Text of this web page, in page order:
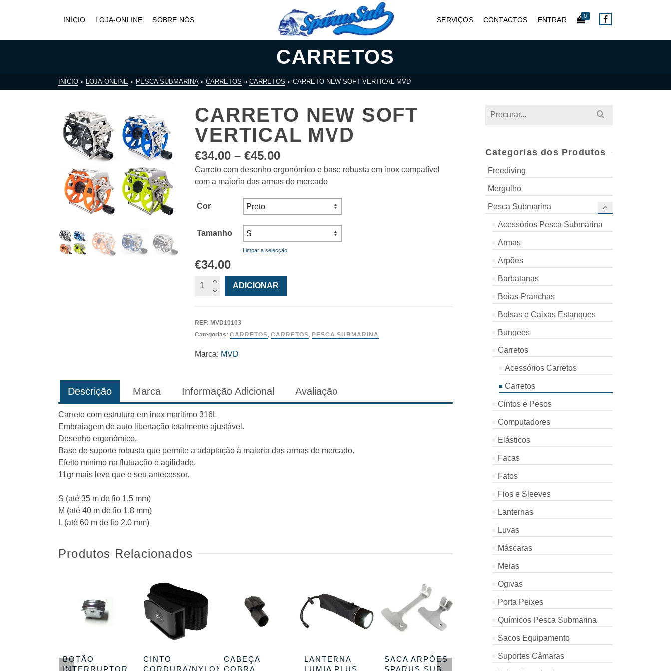
INÍCIO LOJA-ONLINE SOBRE NÓS SERVIÇOS CONTACTOS ENTRAR 0
CARRETOS
INÍCIO » LOJA-ONLINE » PESCA SUBMARINA » CARRETOS » CARRETOS » CARRETO NEW SOFT VERTICAL MVD
CARRETO NEW SOFT
VERTICAL MVD
€34.00 – €45.00Price
range:
€34.00
€45.00
Carreto com desenho ergonómico e base robusta em inox compatível
com a maioria das armas do mercado
Cor
Tamanho
Limpar a selecção
€34.00
Quantidade
MVD
ADICIONAR
REF: MVD10103
Categorias:CARRETOS,CARRETOS, PESCA SUBMARINA
Marca: MVD
Descrição Marca Informação Adicional Avaliação
Carreto com estrutura em inox maritimo 316L
Embraiagem de auto libertação totalmente ajustável.
Desenho ergonómico.
Base de suporte robusta que permite a adaptação à maioria das armas do mercado.
Efeito minimo na flutuação e agilidade.
11gr mais leve que o seu antecessor.
S (até 35 m de fio 1.5 mm)
M (até 40 m de fio 1.8 mm)
L (até 60 m de fio 2.0 mm)
Produtos Relacionados
BOTÃO
INTERRUPTOR
CINTO
CORDURA/NYLON
CABEÇA
COBRA
LANTERNA
LUMIA PLUS
SACA ARPÕES
SPARUS SUB
CABEÇA
MAGNUM
SNAP CLIP
INOX C/
Search
Categorias dos Produtos
Freediving
Mergulho
Pesca Submarina
Acessórios Pesca Submarina
Armas
Arpões
Barbatanas
Boias-Pranchas
Bolsas e Caixas Estanques
Bungees
Carretos
Acessórios Carretos
Carretos
Cintos e Pesos
Computadores
Elásticos
Facas
Fatos
Fios e Sleeves
Lanternas
Luvas
Máscaras
Meias
Ogivas
Porta Peixes
Químicos Pesca Submarina
Sacos Equipamento
Suportes Câmaras